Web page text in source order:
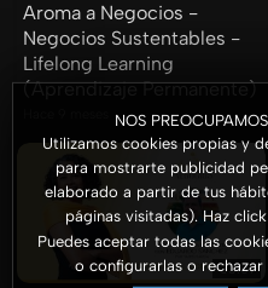
NOS
Utilizamos cookies propias y
para mostrarte publicidad
elaborado a partir de tus
páginas visitadas). Haz click
Puedes aceptar todas las
o configurarlas o
Aroma a Negocios -
Negocios Sustentables -
Lifelong Learning
(Aprendizaje Permanente)
33:07